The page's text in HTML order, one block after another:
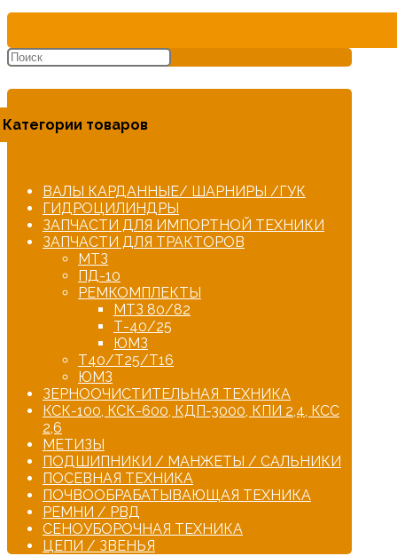
Категории товаров
ВАЛЫ КАРДАННЫЕ/ ШАРНИРЫ /ГУК
ГИДРОЦИЛИНДРЫ
ЗАПЧАСТИ ДЛЯ ИМПОРТНОЙ ТЕХНИКИ
ЗАПЧАСТИ ДЛЯ ТРАКТОРОВ
МТЗ
ПД-10
РЕМКОМПЛЕКТЫ
МТЗ 80/82
Т-40/25
ЮМЗ
Т40/Т25/Т16
ЮМЗ
ЗЕРНООЧИСТИТЕЛЬНАЯ ТЕХНИКА
КСК-100, КСК-600, КДП-3000, КПИ 2,4, КСС
2,6
МЕТИЗЫ
ПОДШИПНИКИ / МАНЖЕТЫ / САЛЬНИКИ
ПОСЕВНАЯ ТЕХНИКА
ПОЧВООБРАБАТЫВАЮЩАЯ ТЕХНИКА
РЕМНИ / РВД
СЕНОУБОРОЧНАЯ ТЕХНИКА
ЦЕПИ / ЗВЕНЬЯ